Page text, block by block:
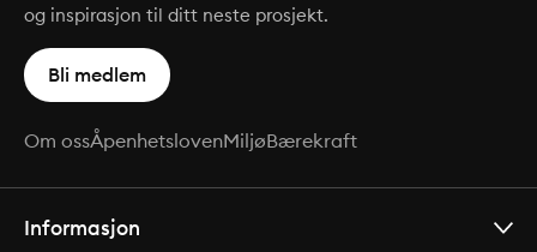
og inspirasjon til ditt neste prosjekt.
Bli medlem
Om ossÅpenhetslovenMiljøBærekraft
Informasjon